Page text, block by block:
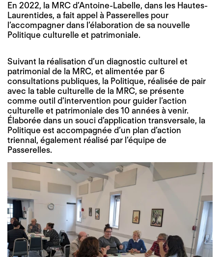
En 2022, la MRC d’Antoine-Labelle, dans les Hautes-
Laurentides, a fait appel à Passerelles pour
l’accompagner dans l’élaboration de sa nouvelle
Politique culturelle et patrimoniale.
Suivant la réalisation d’un diagnostic culturel et
patrimonial de la MRC, et alimentée par 6
consultations publiques, la Politique, réalisée de pair
avec la table culturelle de la MRC, se présente
comme outil d’intervention pour guider l’action
culturelle et patrimoniale des 10 années à venir.
Élaborée dans un souci d’application transversale, la
Politique est accompagnée d’un plan d’action
triennal, également réalisé par l’équipe de
Passerelles.